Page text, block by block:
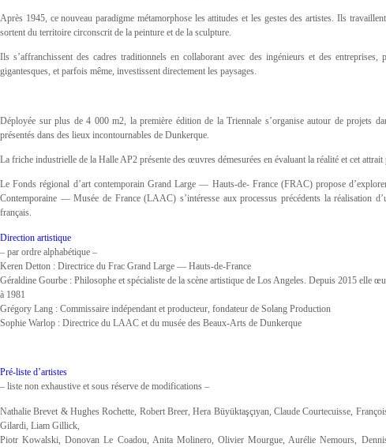
Après 1945, ce nouveau paradigme métamorphose les attitudes et les gestes des artistes. Ils
sortent du territoire circonscrit de la peinture et de la sculpture.
Ils s’affranchissent des cadres traditionnels en collaborant avec des ingénieurs et des
gigantesques, et parfois même, investissent directement les paysages.
Déployée sur plus de 4 000 m2, la première édition de la Triennale s’organise autour de projets
présentés dans des lieux incontournables de Dunkerque.
La friche industrielle de la Halle AP2 présente des œuvres démesurées en évaluant la réalité et cet
Le Fonds régional d’art contemporain Grand Large — Hauts-de- France (FRAC) propose
Contemporaine — Musée de France (LAAC) s’intéresse aux processus précédents la réalisation
français.
Direction artistique
– par ordre alphabétique –
Keren Detton : Directrice du Frac Grand Large — Hauts-de-France
Géraldine Gourbe : Philosophe et spécialiste de la scène artistique de Los Angeles. Depuis 2015 elle
à 1981
Grégory Lang : Commissaire indépendant et producteur, fondateur de Solang Production
Sophie Warlop : Directrice du LAAC et du musée des Beaux-Arts de Dunkerque
Pré-liste d’artistes
– liste non exhaustive et sous réserve de modifications –
Nathalie Brevet & Hughes Rochette, Robert Breer, Hera Büyüktaşçıyan, Claude Courtecuisse,
Gilardi, Liam Gillick,
Piotr Kowalski, Donovan Le Coadou, Anita Molinero, Olivier Mourgue, Aurélie Nemours,